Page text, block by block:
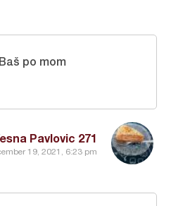
Pavlovic 271
19, 2021, 6:23 pm
po mom